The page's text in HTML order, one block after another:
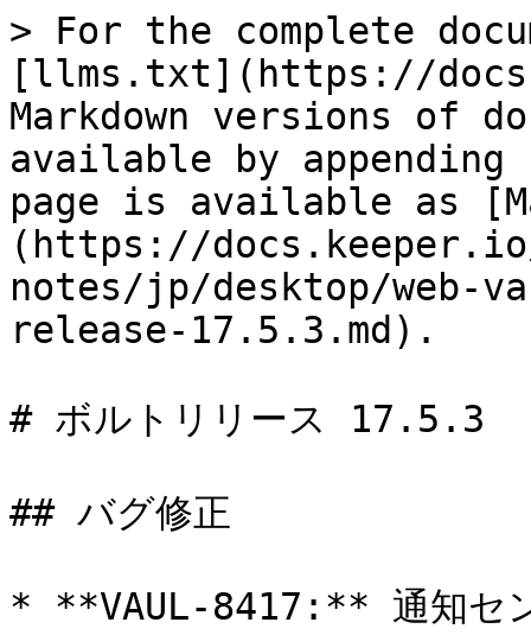
> For the complete
[llms.txt](https://
Markdown versions of
available by
page is available as
(https://
notes/jp/desktop/web-
release-17.5.3.md).
# ボルトリリース 17.5.3
## バグ修正
* **VAUL-8417:** 通知セン